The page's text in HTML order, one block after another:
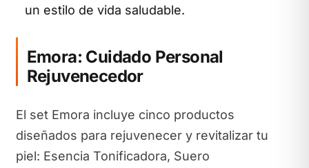
un estilo de vida saludable.
Emora: Cuidado Personal
Rejuvenecedor
El set Emora incluye cinco productos
diseñados para rejuvenecer y revitalizar tu
piel: Esencia Tonificadora, Suero